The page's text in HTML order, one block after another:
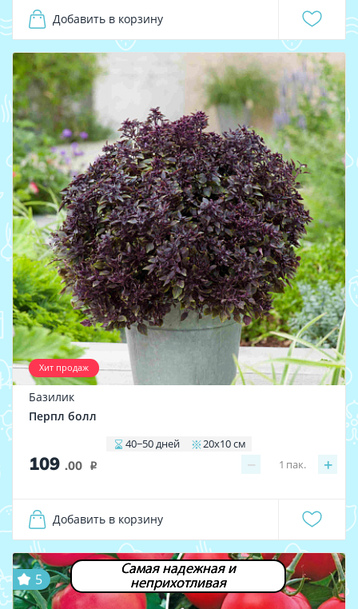
Добавить в корзину
Хит продаж
Базилик
Перпл болл
40−50 дней 20х10 см
109 .00 i − +
1 пак.
Добавить в корзину
Самая надежная и
неприхотливая
5